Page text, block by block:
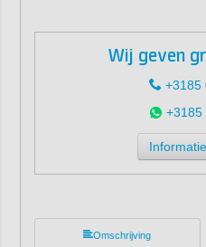
Wij geven
+3185
+3185
Omschrijving